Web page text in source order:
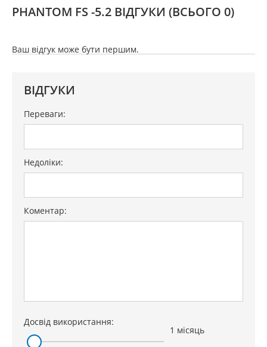
PHANTOM FS -5.2 ВІДГУКИ (ВСЬОГО 0)
Ваш відгук може бути першим.
ВІДГУКИ
Переваги:
Недоліки:
Коментар:
Досвід використання:
1 місяць